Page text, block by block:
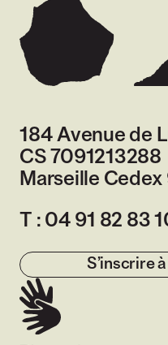
184 Avenue de
CS 7091213288
Marseille Cedex
T : 04 91 82 83
S’inscrire